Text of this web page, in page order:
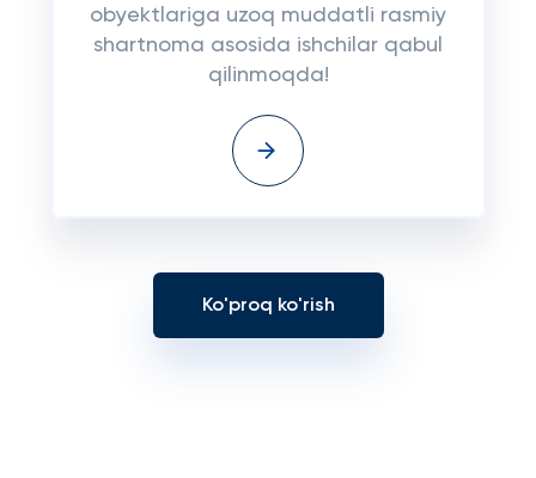
obyektlariga uzoq muddatli rasmiy
shartnoma asosida ishchilar qabul
qilinmoqda!
Ko'proq ko'rish